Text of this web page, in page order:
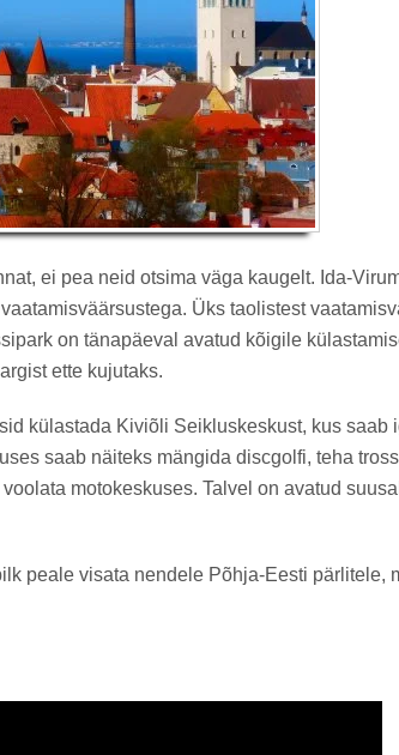
ei pea neid otsima väga kaugelt. Ida-
Üks taolistest
on tänapäeval avatud kõigile
ette kujutaks.
külastada Kiviõli Seikluskeskust, kus saab
saab näiteks mängida discgolfi, teha
motokeskuses. Talvel on avatud
peale visata nendele Põhja-Eesti pärlitele,